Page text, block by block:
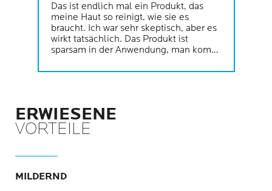
Das ist endlich mal ein Produkt, das
meine Haut so reinigt, wie sie es
braucht. Ich war sehr skeptisch, aber es
wirkt tatsächlich. Das Produkt ist
sparsam in der Anwendung, man kommt
schäumt gut aus und die Haut fühlt sich
Unreinheiten kommen nach und nach
an die Oberfläche und die Haut wird
zusehends besser.
ERWIESENE
VORTEILE
MILDERND